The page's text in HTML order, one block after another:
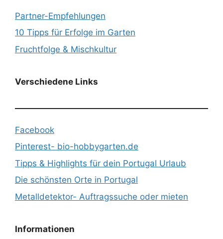
Partner-Empfehlungen
10 Tipps für Erfolge im Garten
Fruchtfolge & Mischkultur
Verschiedene Links
Facebook
Pinterest- bio-hobbygarten.de
Tipps & Highlights für dein Portugal Urlaub
Die schönsten Orte in Portugal
Metalldetektor- Auftragssuche oder mieten
Informationen